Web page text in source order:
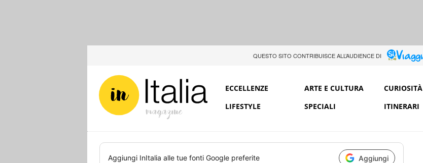
QUESTO SITO CONTRIBUISCE ALL’AUDIENCE DI
ECCELLENZE ARTE E CULTURA CURIOSITÀ
LIFESTYLE
SPECIALI ITINERARI
Aggiungi InItalia alle tue fonti Google preferite Aggiungi